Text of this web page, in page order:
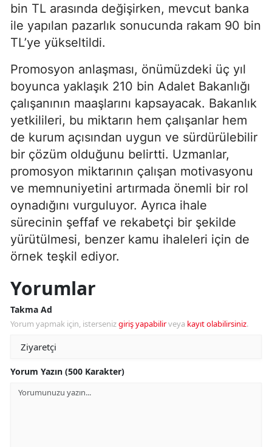
bin TL arasında değişirken, mevcut banka
ile yapılan pazarlık sonucunda rakam 90 bin
TL’ye yükseltildi.
Promosyon anlaşması, önümüzdeki üç yıl
boyunca yaklaşık 210 bin Adalet Bakanlığı
çalışanının maaşlarını kapsayacak. Bakanlık
yetkilileri, bu miktarın hem çalışanlar hem
de kurum açısından uygun ve sürdürülebilir
bir çözüm olduğunu belirtti. Uzmanlar,
promosyon miktarının çalışan motivasyonu
ve memnuniyetini artırmada önemli bir rol
oynadığını vurguluyor. Ayrıca ihale
sürecinin şeffaf ve rekabetçi bir şekilde
yürütülmesi, benzer kamu ihaleleri için de
örnek teşkil ediyor.
Yorumlar
Takma Ad
Yorum yapmak için, istersenizgiriş yapabilirveya kayıt olabilirsiniz.
Yorum Yazın (500 Karakter)